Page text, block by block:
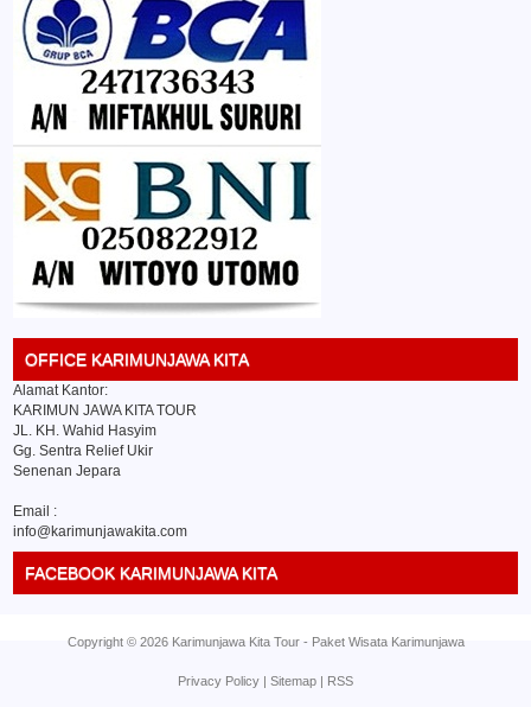
OFFICE KARIMUNJAWA KITA
Alamat Kantor:
KARIMUN JAWA KITA TOUR
JL. KH. Wahid Hasyim
Gg. Sentra Relief Ukir
Senenan Jepara
Email :
info@karimunjawakita.com
FACEBOOK KARIMUNJAWA KITA
Copyright © 2026 Karimunjawa Kita Tour- Paket Wisata Karimunjawa
Privacy Policy | Sitemap | RSS